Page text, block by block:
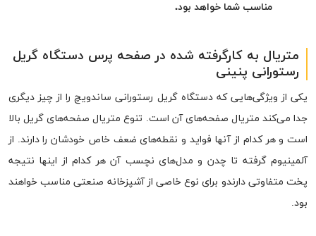
مناسب شما خواهد بود.
متریال به کارگرفته شده در صفحه پرس دستگاه گریل
رستورانی پنینی
یکی از ویژگی‌هایی که دستگاه گریل رستورانی ساندویچ را از چیز دیگری
جدا می‌کند متریال صفحه‌‎های آن است. تنوع متریال صفحه‌های گریل بالا
است و هر کدام از آنها فواید و نقطه‌های ضعف خاص خودشان را دارند. از
آلمینیوم گرفته تا چدن و مدل‌های نچسب آن هر کدام از اینها نتیجه
پخت متفاوتی دارندو برای نوع خاصی از آشپزخانه صنعتی مناسب خواهند
بود.